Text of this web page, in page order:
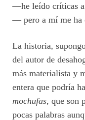
—he leído críticas a
— pero a mí me ha
La historia,
del autor de
más materialista y
entera que podría
mochufas, que son
pocas palabras